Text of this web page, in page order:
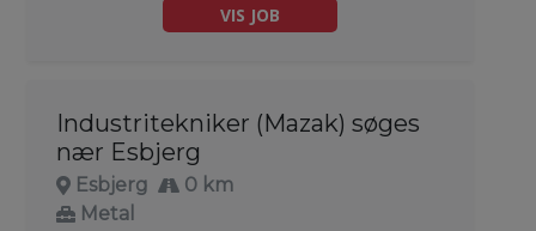
VIS JOB
Industritekniker (Mazak) søges
nær Esbjerg
Esbjerg
0 km
Metal